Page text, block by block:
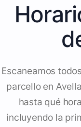
Escaneamos
parcello en
hasta qué
incluyendo la